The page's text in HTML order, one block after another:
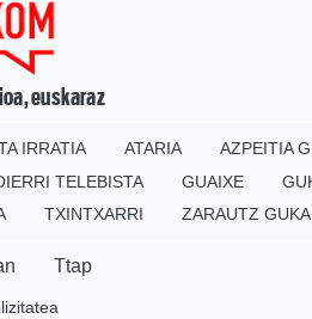
euskaraz
IRRATIA ATARIA AZPEITIA
TELEBISTA GUAIXE
TXINTXARRI ZARAUTZ GUKA
Ttap